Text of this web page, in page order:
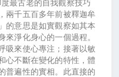
最古老的自我觀察技巧
兩千五百多年前被釋迦牟
的意思是如實觀察如其本
來淨化身心的一個過程。
吸來使心專注；接著以敏
心不斷在變化的特性，體
普遍性的實相。此直接的